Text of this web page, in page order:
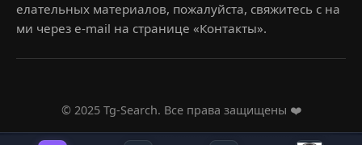
елательных материалов, пожалуйста, свяжитесь с на
ми через e-mail на странице «Контакты».
© 2025 Tg-Search. Все права защищены ❤️